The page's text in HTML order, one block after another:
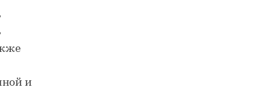
и